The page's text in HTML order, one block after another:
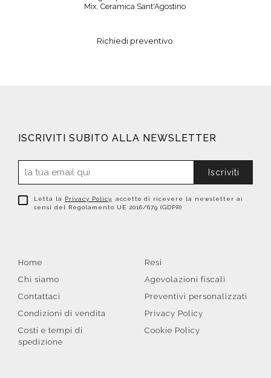
Mix, Ceramica Sant'Agostino
Richiedi preventivo
ISCRIVITI SUBITO ALLA NEWSLETTER
Iscriviti
Letta la Privacy Policy , accetto di ricevere la newsletter ai
sensi del Regolamento UE 2016/679 (GDPR)
Home
Chi siamo
Contattaci
Condizioni di vendita
Costi e tempi di
spedizione
Resi
Agevolazioni fiscali
Preventivi personalizzati
Privacy Policy
Cookie Policy